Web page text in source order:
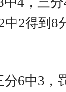
2得到
6中3，